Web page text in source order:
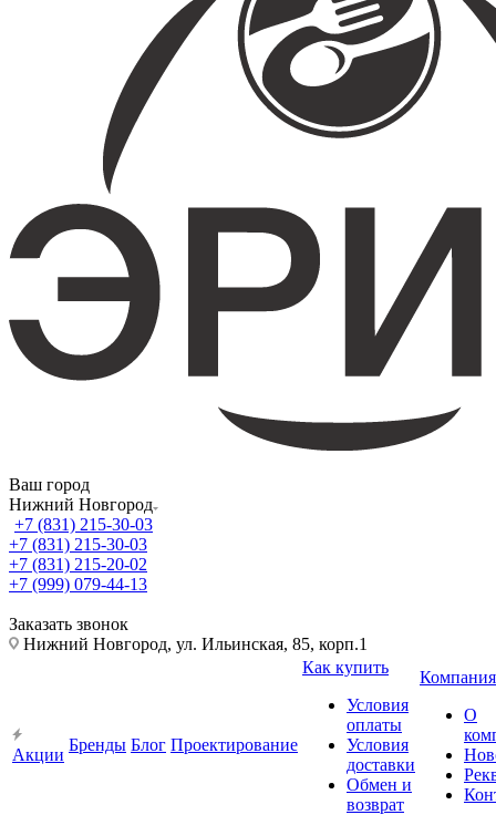
Ваш город
Нижний Новгород
+7 (831) 215-30-03
+7 (831) 215-30-03
+7 (831) 215-20-02
+7 (999) 079-44-13
Заказать звонок
Нижний Новгород, ул. Ильинская, 85, корп.1
Акции
Бренды Блог Проектирование
Как купить
Условия
оплаты
Условия
доставки
Обмен и
возврат
Компания
О